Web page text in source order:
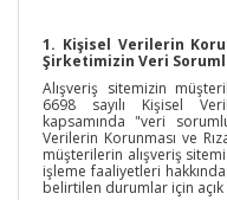
1. Kişisel Verilerin
Şirketimizin Veri
Alışveriş sitemizin
6698 sayılı Kişisel
kapsamında "veri
Verilerin Korunması ve
müşterilerin alışveriş
işleme faaliyetleri
belirtilen durumlar için